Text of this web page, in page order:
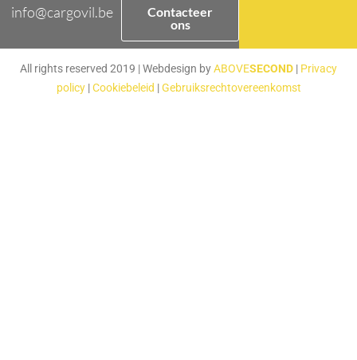
info@cargovil.be
Contacteer
ons
All rights reserved 2019 | Webdesign byABOVESECOND | Privacy
policy|Cookiebeleid |Gebruiksrechtovereenkomst